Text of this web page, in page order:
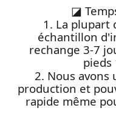
◪
1. La plupart
échantillon
rechange 3-7
2. Nous avons
production et
rapide même